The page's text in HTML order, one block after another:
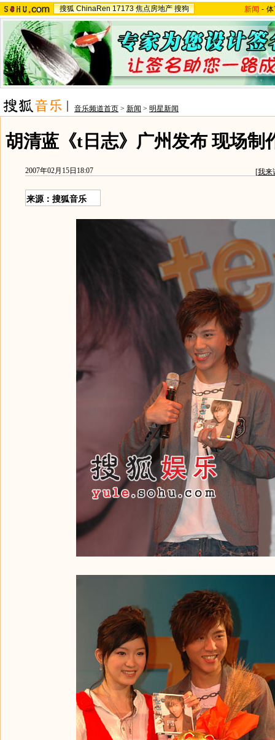
搜狐 ChinaRen 17173 焦点房地产 搜狗 新闻 -
音乐频道首页 > 新闻 > 明星新闻
胡清蓝《t日志》广州发布 现场制
2007年02月15日18:07 [我来
来源：搜狐音乐